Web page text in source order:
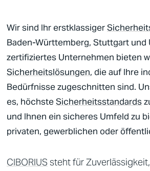
Wir sind Ihr erstklassiger
Baden-Württemberg, Stuttgart und
zertifiziertes Unternehmen bieten
Sicherheitslösungen, die auf Ihre
Bedürfnisse zugeschnitten sind.
es, höchsteSicherheitsstandards
und Ihnen ein sicheres Umfeld zu
privaten, gewerblichen oder
CIBORIUS steht für